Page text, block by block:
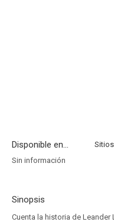
Disponible en...
Sin información
Sinopsis
Cuenta la historia de